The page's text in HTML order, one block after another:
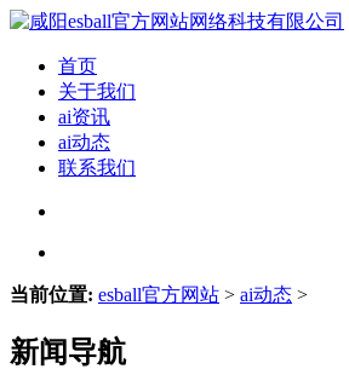
首页
关于我们
ai资讯
ai动态
联系我们
当前位置: esball官方网站 > ai动态 >
新闻导航